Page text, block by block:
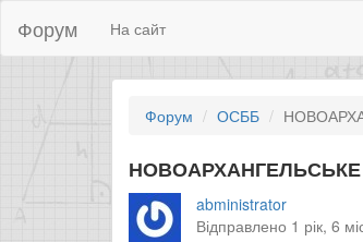
Форум На сайт
Форум ОСББ
abministrator
Відправлено 1 рік, 6